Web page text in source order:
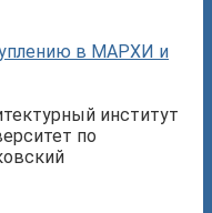
в МАРХИ и
институт
по